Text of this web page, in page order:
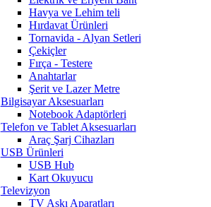
Havya ve Lehim teli
Hırdavat Ürünleri
Tornavida - Alyan Setleri
Çekiçler
Fırça - Testere
Anahtarlar
Şerit ve Lazer Metre
Bilgisayar Aksesuarları
Notebook Adaptörleri
Telefon ve Tablet Aksesuarları
Araç Şarj Cihazları
USB Ürünleri
USB Hub
Kart Okuyucu
Televizyon
TV Askı Aparatları